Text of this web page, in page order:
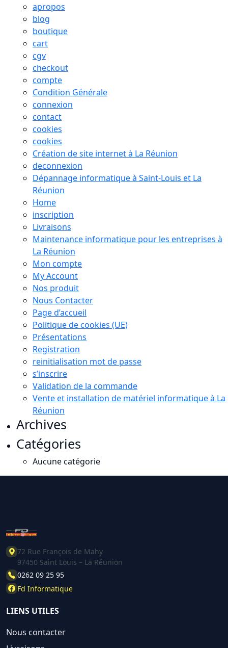
apropos
blog
boutique
cart
cgv
checkout
compte
Condition Générale
connexion
contact
cookies
cookies
Création de site internet à La Réunion
deconnexion
Dépannage informatique à Saint-Louis et La
Réunion
Home
inscription
Livraisons
Maintenance informatique pour les entreprises à
La Réunion
Mon compte
My Account
Nos produit
Nous Contacter
Page d’accueil
Politique de cookies (UE)
Présentations
Registration
reinitialisation mot de passe
s’inscrire
Validation de la commande
Vente et installation de matériel informatique à La
Réunion
Archives
Catégories
Aucune catégorie
72 Rue François de Mahy
97450 Saint Louis – La Réunion
0262 09 25 95
Fd Informatique
LIENS UTILES
Nous contacter